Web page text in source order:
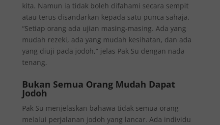
kita. Namun ia tidak boleh difahami secara sempit
atau terus disandarkan kepada satu punca sahaja.
“Setiap orang ada ujian masing-masing. Ada yang
mudah rezeki, ada yang mudah kesihatan, dan ada
yang diuji pada jodoh,” jelas Pak Su dengan nada
tenang.
Bukan Semua Orang Mudah Dapat
Jodoh
Pak Su menjelaskan bahawa tidak semua orang
melalui perjalanan jodoh yang lancar. Ada individu